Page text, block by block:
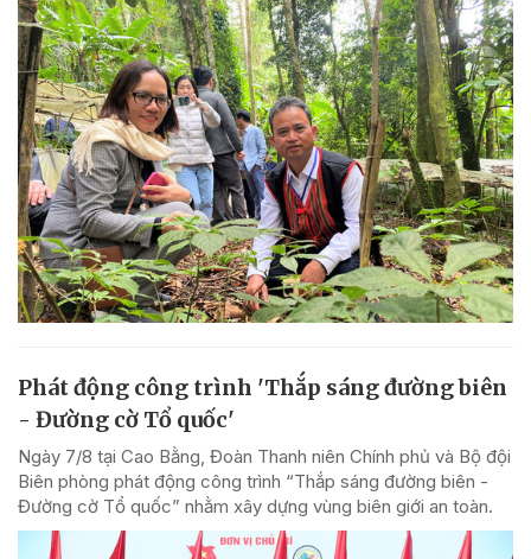
Phát động công trình 'Thắp sáng đường biên
- Đường cờ Tổ quốc'
Ngày 7/8 tại Cao Bằng, Đoàn Thanh niên Chính phủ và Bộ đội
Biên phòng phát động công trình “Thắp sáng đường biên -
Đường cờ Tổ quốc” nhằm xây dựng vùng biên giới an toàn.